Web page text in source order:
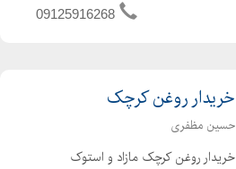
میتوانیم مونتاژ شده با بسته بندی تحویل
09125916268
خریدار روغن کرچک
حسین مظفری
خریدار روغن کرچک مازاد و استوک